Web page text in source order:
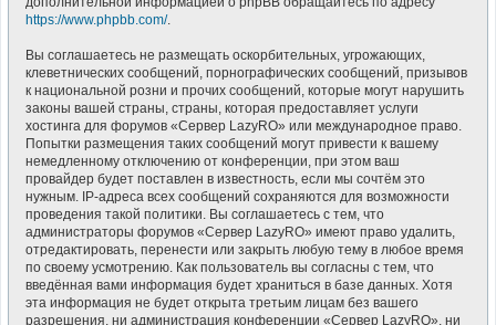
https://www.phpbb.com/.
Вы соглашаетесь не размещать оскорбительных, угрожающих,
клеветнических сообщений, порнографических сообщений, призывов
к национальной розни и прочих сообщений, которые могут нарушить
законы вашей страны, страны, которая предоставляет услуги
хостинга для форумов «Сервер LazyRO» или международное право.
Попытки размещения таких сообщений могут привести к вашему
немедленному отключению от конференции, при этом ваш
провайдер будет поставлен в известность, если мы сочтём это
нужным. IP-адреса всех сообщений сохраняются для возможности
проведения такой политики. Вы соглашаетесь с тем, что
администраторы форумов «Сервер LazyRO» имеют право удалить,
отредактировать, перенести или закрыть любую тему в любое время
по своему усмотрению. Как пользователь вы согласны с тем, что
введённая вами информация будет храниться в базе данных. Хотя
эта информация не будет открыта третьим лицам без вашего
разрешения, ни администрация конференции «Сервер LazyRO», ни